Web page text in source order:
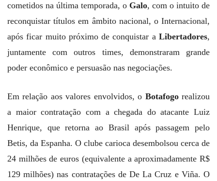
cometidos na última temporada, o Galo, com o intuito de
reconquistar títulos em âmbito nacional, o Internacional,
após ficar muito próximo de conquistar a Libertadores,
juntamente com outros times, demonstraram grande
poder econômico e persuasão nas negociações.
Em relação aos valores envolvidos, o Botafogorealizou
a maior contratação com a chegada do atacante Luiz
Henrique, que retorna ao Brasil após passagem pelo
Betis, da Espanha. O clube carioca desembolsou cerca de
24 milhões de euros (equivalente a aproximadamente R$
129 milhões) nas contratações de De La Cruz e Viña. O